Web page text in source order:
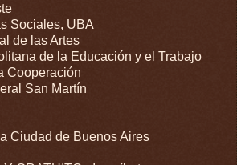
Sociales, UBA
de las Artes
de la Educación y el Trabajo
Cooperación
San Martín
Ciudad de Buenos Aires